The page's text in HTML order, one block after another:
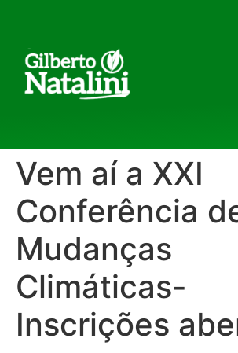
Vem aí a XXI
Conferência
Mudanças
Climáticas-
Inscrições